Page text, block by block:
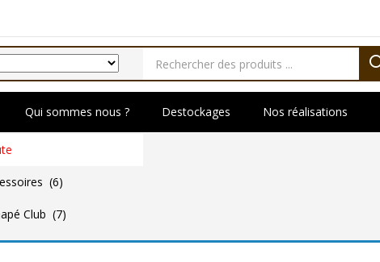
(6)
Club (7)
(2)
Qui sommes nous ? Destockages Nos réalisations